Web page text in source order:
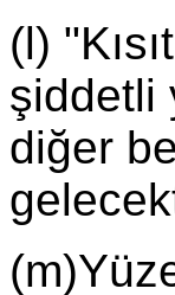
(l)
şiddetli
diğer